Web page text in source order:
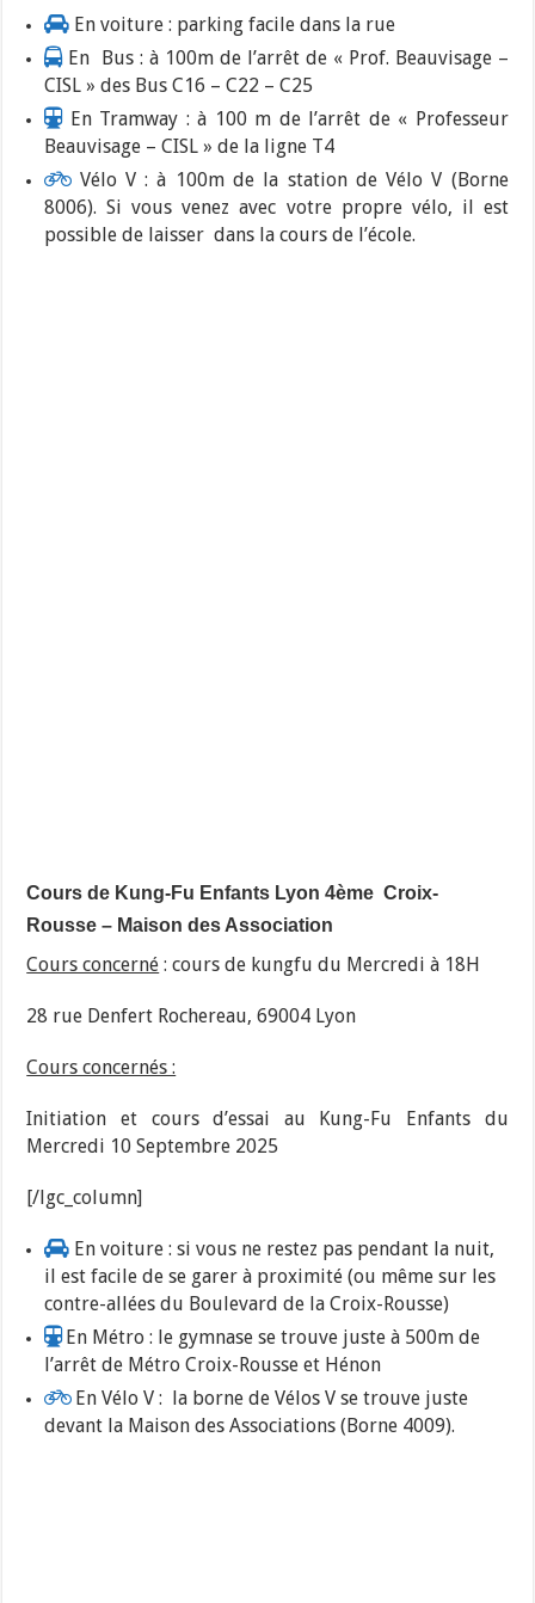
En voiture : parking facile dans la rue
En Bus : à 100m de l’arrêt de « Prof. Beauvisage –
CISL » des Bus C16 – C22 – C25
En Tramway : à 100 m de l’arrêt de « Professeur
Beauvisage – CISL » de la ligne T4
Vélo V : à 100m de la station de Vélo V (Borne
8006). Si vous venez avec votre propre vélo, il est
possible de laisser dans la cours de l’école.
Cours de Kung-Fu Enfants Lyon 4ème Croix-
Rousse – Maison des Association
Cours concerné : cours de kungfu du Mercredi à 18H
28 rue Denfert Rochereau, 69004 Lyon
Cours concernés :
Initiation et cours d’essai au Kung-Fu Enfants du
Mercredi 10 Septembre 2025
[/lgc_column]
En voiture : si vous ne restez pas pendant la nuit,
il est facile de se garer à proximité (ou même sur les
contre-allées du Boulevard de la Croix-Rousse)
En Métro : le gymnase se trouve juste à 500m de
l’arrêt de Métro Croix-Rousse et Hénon
En Vélo V : la borne de Vélos V se trouve juste
devant la Maison des Associations (Borne 4009).